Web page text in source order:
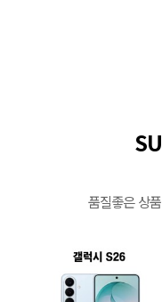
품질좋은 상